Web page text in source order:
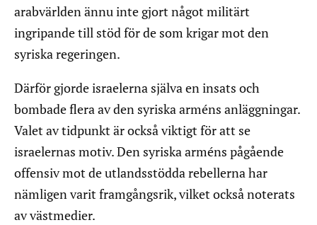
arabvärlden ännu inte gjort något militärt
ingripande till stöd för de som krigar mot den
syriska regeringen.
Därför gjorde israelerna själva en insats och
bombade flera av den syriska arméns anläggningar.
Valet av tidpunkt är också viktigt för att se
israelernas motiv. Den syriska arméns pågående
offensiv mot de utlandsstödda rebellerna har
nämligen varit framgångsrik, vilket också noterats
av västmedier.